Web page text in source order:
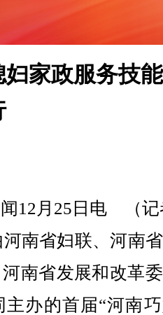
家政服务技
月25日电 （记
南省妇联、河南
南省发展和改革
办的首届“河南